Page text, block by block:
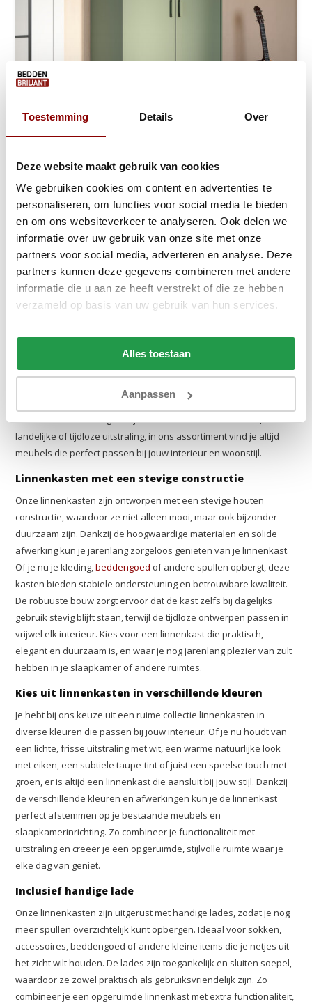
Toestemming Details Over
Deze website maakt gebruik van cookies
We gebruiken cookies om content en advertenties te
personaliseren, om functies voor social media te bieden
en om ons websiteverkeer te analyseren. Ook delen we
informatie over uw gebruik van onze site met onze
partners voor social media, adverteren en analyse. Deze
partners kunnen deze gegevens combineren met andere
informatie die u aan ze heeft verstrekt of die ze hebben
verzameld op basis van uw gebruik van hun services.
Alles toestaan
Aanpassen
459,- 319,-
Bekijken
vind je niet alleen een uitgebreid assortiment
aan bedden enmatrassen, maar ook een ruime collectiemeubels
tot praktische linnenkasten, bij ons combineer je kwaliteit,
functionaliteit en design. Of je nu houdt van een moderne,
landelijke of tijdloze uitstraling, in ons assortiment vind je altijd
meubels die perfect passen bij jouw interieur en woonstijl.
Linnenkasten met een stevige constructie
Onze linnenkasten zijn ontworpen met een stevige houten
constructie, waardoor ze niet alleen mooi, maar ook bijzonder
duurzaam zijn. Dankzij de hoogwaardige materialen en solide
afwerking kun je jarenlang zorgeloos genieten van je linnenkast.
Of je nu je kleding,beddengoed of andere spullen opbergt, deze
kasten bieden stabiele ondersteuning en betrouwbare kwaliteit.
De robuuste bouw zorgt ervoor dat de kast zelfs bij dagelijks
gebruik stevig blijft staan, terwijl de tijdloze ontwerpen passen in
vrijwel elk interieur. Kies voor een linnenkast die praktisch,
elegant en duurzaam is, en waar je nog jarenlang plezier van zult
hebben in je slaapkamer of andere ruimtes.
Kies uit linnenkasten in verschillende kleuren
Je hebt bij ons keuze uit een ruime collectie linnenkasten in
diverse kleuren die passen bij jouw interieur. Of je nu houdt van
een lichte, frisse uitstraling met wit, een warme natuurlijke look
met eiken, een subtiele taupe-tint of juist een speelse touch met
groen, er is altijd een linnenkast die aansluit bij jouw stijl. Dankzij
de verschillende kleuren en afwerkingen kun je de linnenkast
perfect afstemmen op je bestaande meubels en
slaapkamerinrichting. Zo combineer je functionaliteit met
uitstraling en creëer je een opgeruimde, stijlvolle ruimte waar je
elke dag van geniet.
Inclusief handige lade
Onze linnenkasten zijn uitgerust met handige lades, zodat je nog
meer spullen overzichtelijk kunt opbergen. Ideaal voor sokken,
accessoires, beddengoed of andere kleine items die je netjes uit
het zicht wilt houden. De lades zijn toegankelijk en sluiten soepel,
waardoor ze zowel praktisch als gebruiksvriendelijk zijn. Zo
combineer je een opgeruimde linnenkast met extra functionaliteit,